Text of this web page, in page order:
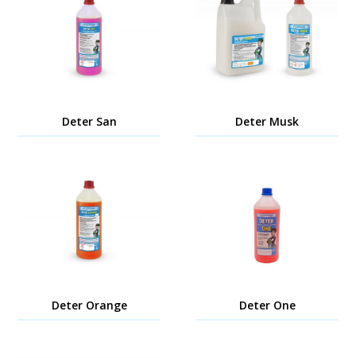
Deter San Deter Musk
Deter Orange Deter One